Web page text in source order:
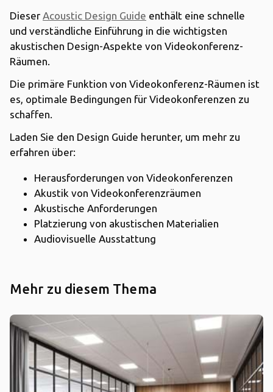
Dieser Acoustic Design Guide enthält eine schnelle
und verständliche Einführung in die wichtigsten
akustischen Design-Aspekte von Videokonferenz-
Räumen.
Die primäre Funktion von Videokonferenz-Räumen ist
es, optimale Bedingungen für Videokonferenzen zu
schaffen.
Laden Sie den Design Guide herunter, um mehr zu
erfahren über:
Herausforderungen von Videokonferenzen
Akustik von Videokonferenzräumen
Akustische Anforderungen
Platzierung von akustischen Materialien
Audiovisuelle Ausstattung
Mehr zu diesem Thema